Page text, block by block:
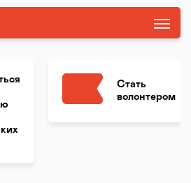
Стать
волонтером